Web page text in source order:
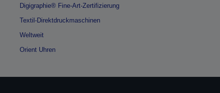
Digigraphie® Fine-Art-Zertifizierung
Textil-Direktdruckmaschinen
Weltweit
Orient Uhren